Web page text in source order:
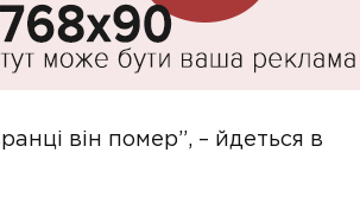
він помер”, – йдеться в